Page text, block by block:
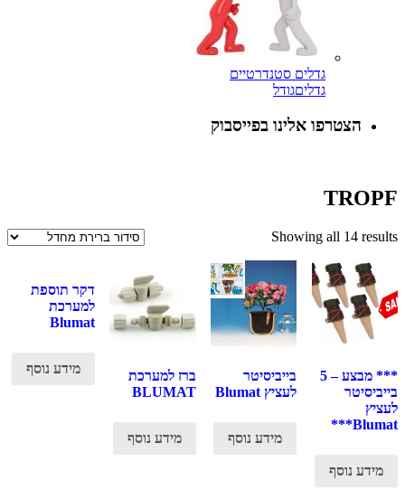
גדלים סטנדרטיים
גדליםגודל
הצטרפו אלינו בפייסבוק
TROPF
Showing all 14 results
*** מבצע – 5
בייביסיטר
לעציץ
Blumat***
מידע נוסף
בייביסיטר
לעציץ Blumat
מידע נוסף
ברז למערכת
BLUMAT
מידע נוסף
דקר תוספת
למערכת
Blumat
מידע נוסף